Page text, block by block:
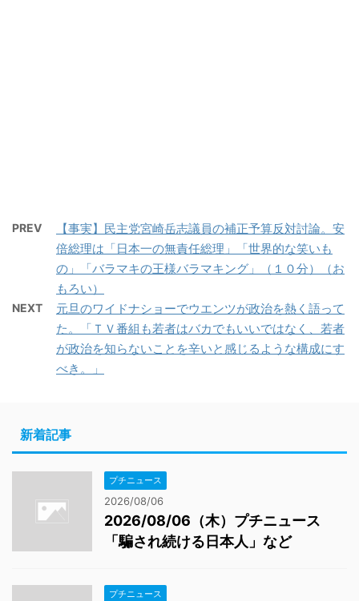
PREV
【事実】民主党宮崎岳志議員の補正予算反対討論。安
倍総理は「日本一の無責任総理」「世界的な笑いも
の」「バラマキの王様バラマキング」（１０分）（お
もろい）
NEXT
元旦のワイドナショーでウエンツが政治を熱く語って
た。「ＴＶ番組も若者はバカでもいいではなく、若者
が政治を知らないことを辛いと感じるような構成にす
べき。」
新着記事
プチニュース
2026/08/06
2026/08/06（木）プチニュース
「騙され続ける日本人」など
プチニュース